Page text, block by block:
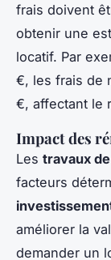
frais doivent
obtenir une
locatif. Par
€, les frais de
€, affectant le
Impact des
Les travaux
facteurs
améliorer la
demander un